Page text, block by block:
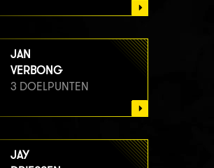
JAN
VERBONG
3 DOELPUNTEN
JAY